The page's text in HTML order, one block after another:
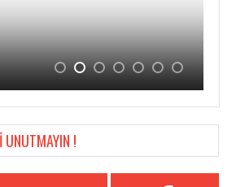
UNUTMAYIN !